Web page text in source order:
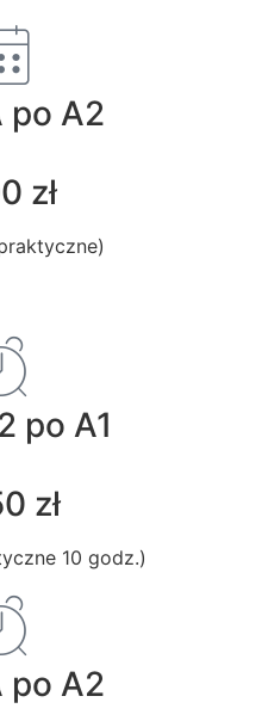
po A2
zł
po A1
zł
10 godz.)
po A2